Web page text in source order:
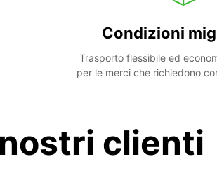
Condizioni
Trasporto flessibile ed
per le merci che richiedono
clienti